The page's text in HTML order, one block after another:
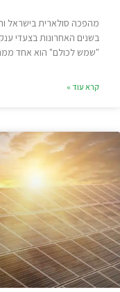
בשנים האחרונות בצעדי
"שמש לכולם" הוא אחד
קרא עוד »